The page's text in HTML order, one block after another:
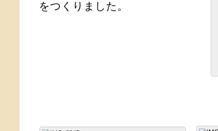
をつくりました。